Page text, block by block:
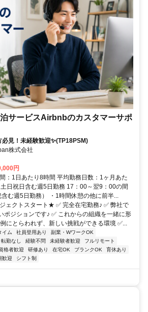
サービスAirbnbのカスタマーサポ
見！未経験歓迎✨(TP18PSM)
株式会社
円
：1日あたり8時間 平均勤務日数：1ヶ月あた
日祝日含む週5日勤務 17：00～翌9：00の間
む週5日勤務） ・1時間休憩の他に前半...
ェクトスタート★ ✅ 完全在宅勤務♪ ✅ 弊社で
ポジションです♪ ✅ これからの組織を一緒に形
にとらわれず、新しい挑戦ができる環境 ✅...
イム 社員登用あり
副業・WワークOK
転勤なし 経験不問 未経験者歓迎
フルリモート
格者歓迎 研修あり 在宅OK ブランクOK
育休あり
歓迎 シフト制